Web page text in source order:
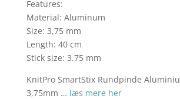
Features:
Material: Aluminum
Size: 3,75 mm
Length: 40 cm
Stick size: 3.75 mm
KnitPro SmartStix Rundpinde
3,75mm … læs mere her